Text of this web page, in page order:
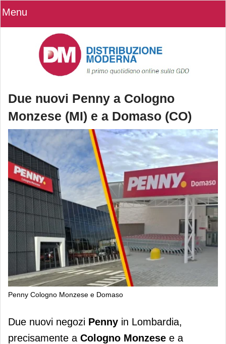
Menu
Due nuovi Penny a Cologno
Monzese (MI) e a Domaso (CO)
Penny Cologno Monzese e Domaso
Due nuovi Penny a Cologno Monzese
(MI) e a Domaso (CO)
Due nuovi negozi Penny in Lombardia,
precisamente a Cologno Monzese e a